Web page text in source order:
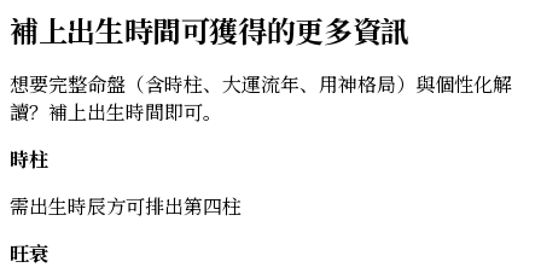
補上出生時間可獲得的更多資訊
想要完整命盤（含時柱、大運流年、用神格局）與個性化解
讀？補上出生時間即可。
時柱
需出生時辰方可排出第四柱
旺衰